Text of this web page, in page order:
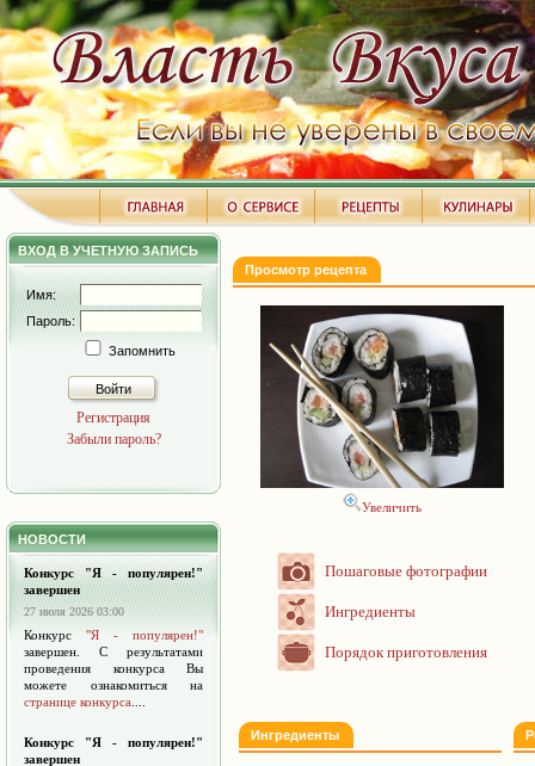
ВХОД В УЧЕТНУЮ ЗАПИСЬ
Имя:
Пароль:
Запомнить
Войти
Регистрация
Забыли пароль?
НОВОСТИ
Конкурс "Я - популярен!"
завершен
27 июля 2026 03:00
Конкурс "Я - популярен!"
завершен. С результатами
проведения конкурса Вы
можете ознакомиться на
странице конкурса
Конкурс "Я - популярен!"
завершен
Просмотр рецепта
Увеличить
Пошаговые фотографии
Ингредиенты
Порядок приготовления
Ингредиенты